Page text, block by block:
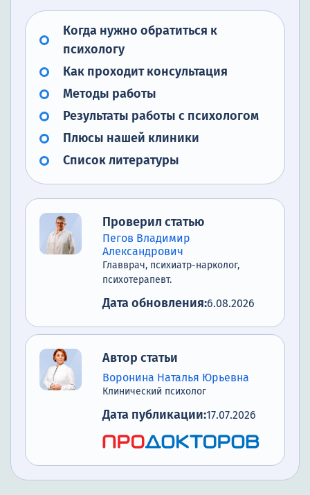
Когда нужно обратиться к
психологу
Как проходит консультация
Методы работы
Результаты работы с психологом
Плюсы нашей клиники
Список литературы
Проверил статью
Пегов Владимир
Александрович
Главврач, психиатр-нарколог,
психотерапевт.
Дата обновления:6.08.2026
Автор статьи
Воронина Наталья Юрьевна
Клинический психолог
Дата публикации:17.07.2026